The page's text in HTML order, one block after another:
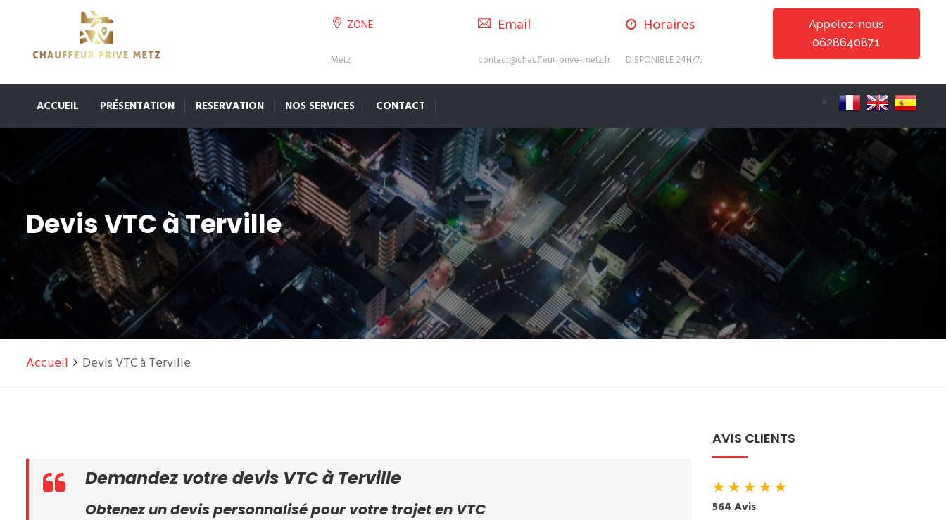
ZONE
Metz
Email
contact@chauffeur-prive-metz.fr
Horaires
DISPONIBLE 24H/7J
Appelez-nous
0628640871
ACCUEIL PRÉSENTATION RESERVATION NOS SERVICES CONTACT
Devis VTC à Terville
Accueil Devis VTC à Terville
Demandez votre devis VTC à Terville
Obtenez un devis personnalisé pour votre trajet en VTC
AVIS CLIENTS
★★★★★
564 Avis